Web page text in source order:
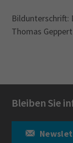
Bildunterschrift:
Thomas
Bleiben Sie